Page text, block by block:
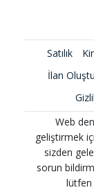
Satılık
İlan
Web
geliştirmek
sizden
sorun
lütfen